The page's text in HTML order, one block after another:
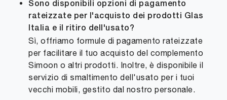
Sono disponibili opzioni di pagamento
rateizzate per l'acquisto dei prodotti Glas
Italia e il ritiro dell'usato?
Sì, offriamo formule di pagamento rateizzate
per facilitare il tuo acquisto del complemento
Simoon o altri prodotti. Inoltre, è disponibile il
servizio di smaltimento dell'usato per i tuoi
vecchi mobili, gestito dal nostro personale.